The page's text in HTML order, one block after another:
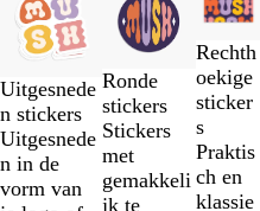
Uitgesnede
n stickers
Uitgesnede
n in de
vorm van
Ronde
stickers
Stickers
met
gemakkeli
jk te
Rechth
oekige
sticker
s
Praktis
ch en
klassie
t/m
van
7